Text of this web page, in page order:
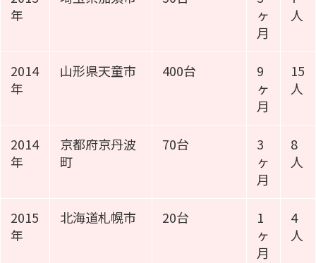
年
ヶ
月
人
2014
年
山形県天童市 400台
9
ヶ
月
15
人
2014
年
京都府京丹波
町
70台
3
ヶ
月
8
人
2015
年
北海道札幌市 20台
1
ヶ
月
4
人